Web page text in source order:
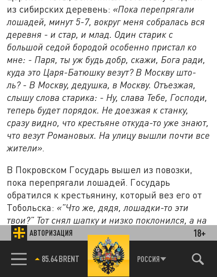
АВТОРИЗАЦИЯ 18+
85.64 BRENT РОССИЯ
из сибирских деревень: «Пока перепрягали
лошадей, минут 5-7, вокруг меня собралась вся
деревня - и стар, и млад. Один старик с
большой седой бородой особенно пристал ко
мне: - Паря, ты уж будь добр, скажи, Бога ради,
куда это Царя-Батюшку везут? В Москву што-
ль? - В Москву, дедушка, в Москву. Отъезжая,
слышу слова старика: - Ну, слава Тебе, Господи,
теперь будет порядок. Не доезжая к станку,
сразу видно, что крестьяне откуда-то уже знают,
что везут Романовых. На улицу вышли почти все
жители»
В Покровском Государь вышел из повозки,
пока перепрягали лошадей. Государь
обратился к крестьянину, который вез его от
Тобольска: «”Что же, дядя, лошадки-то эти
твои?” Тот снял шапку и низко поклонился, а на
глазах у него были слёзы. Он ответил: “Да,
Царь-Батюшка, это лошадки-то мои, вот
Господь привёл провести Вас на моих
. Государь поблагодарил